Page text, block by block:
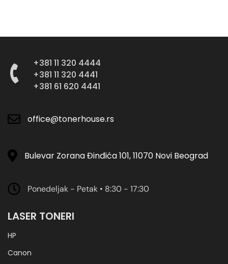
+381 11 320 4444
+381 11 320 4441
+381 61 620 4441
office@tonerhouse.rs
Bulevar Zorana Đinđića 101, 11070 Novi Beograd
Ponedeljak - Petak • 8:30 - 17:30
LASER TONERI
HP
Canon